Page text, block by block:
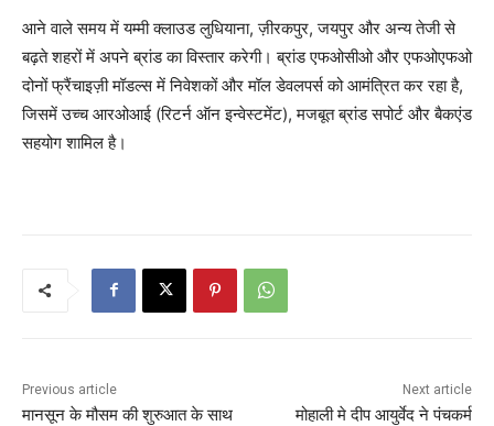
आने वाले समय में यम्मी क्लाउड लुधियाना, ज़ीरकपुर, जयपुर और अन्य तेजी से
बढ़ते शहरों में अपने ब्रांड का विस्तार करेगी। ब्रांड एफओसीओ और एफओएफओ
दोनों फ्रैंचाइज़ी मॉडल्स में निवेशकों और मॉल डेवलपर्स को आमंत्रित कर रहा है,
जिसमें उच्च आरओआई (रिटर्न ऑन इन्वेस्टमेंट), मजबूत ब्रांड सपोर्ट और बैकएंड
सहयोग शामिल है।
Previous article
मानसून के मौसम की शुरुआत के साथ
Next article
मोहाली मे दीप आयुर्वेद ने पंचकर्म